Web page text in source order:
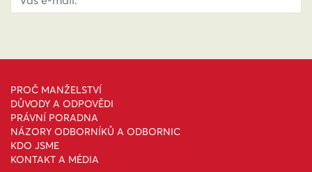
PROČ MANŽELSTVÍ
DŮVODY A ODPOVĚDI
PRÁVNÍ PORADNA
NÁZORY ODBORNÍKŮ A ODBORNIC
KDO JSME
KONTAKT A MÉDIA